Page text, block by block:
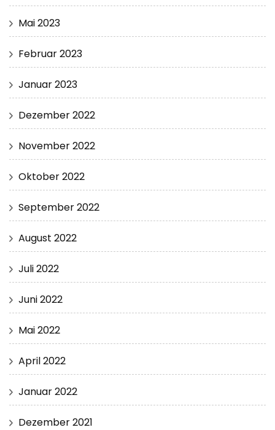
Mai 2023
Februar 2023
Januar 2023
Dezember 2022
November 2022
Oktober 2022
September 2022
August 2022
Juli 2022
Juni 2022
Mai 2022
April 2022
Januar 2022
Dezember 2021